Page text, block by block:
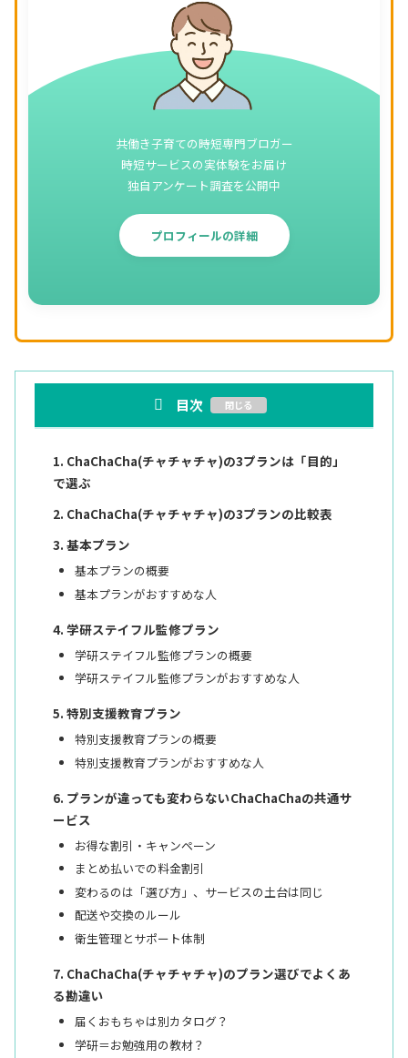
共働き子育ての時短専門ブロガー
時短サービスの実体験をお届け
独自アンケート調査を公開中
プロフィールの詳細
目次
ChaChaCha(チャチャチャ)の3プランは「目的」
で選ぶ
ChaChaCha(チャチャチャ)の3プランの比較表
基本プラン
基本プランの概要
基本プランがおすすめな人
学研ステイフル監修プラン
学研ステイフル監修プランの概要
学研ステイフル監修プランがおすすめな人
特別支援教育プラン
特別支援教育プランの概要
特別支援教育プランがおすすめな人
プランが違っても変わらないChaChaChaの共通サ
ービス
お得な割引・キャンペーン
まとめ払いでの料金割引
変わるのは「選び方」、サービスの土台は同じ
配送や交換のルール
衛生管理とサポート体制
ChaChaCha(チャチャチャ)のプラン選びでよくあ
る勘違い
届くおもちゃは別カタログ？
学研＝お勉強用の教材？